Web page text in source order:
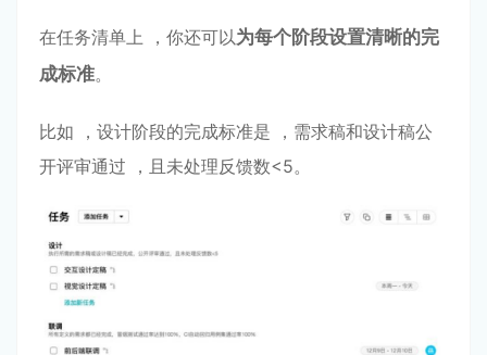
在任务清单上 ，你还可以为每个阶段设置清晰的完
成标准。
⽐如 ，设计阶段的完成标准是 ，需求稿和设计稿公
开评审通过 ，且未处理反馈数<5。